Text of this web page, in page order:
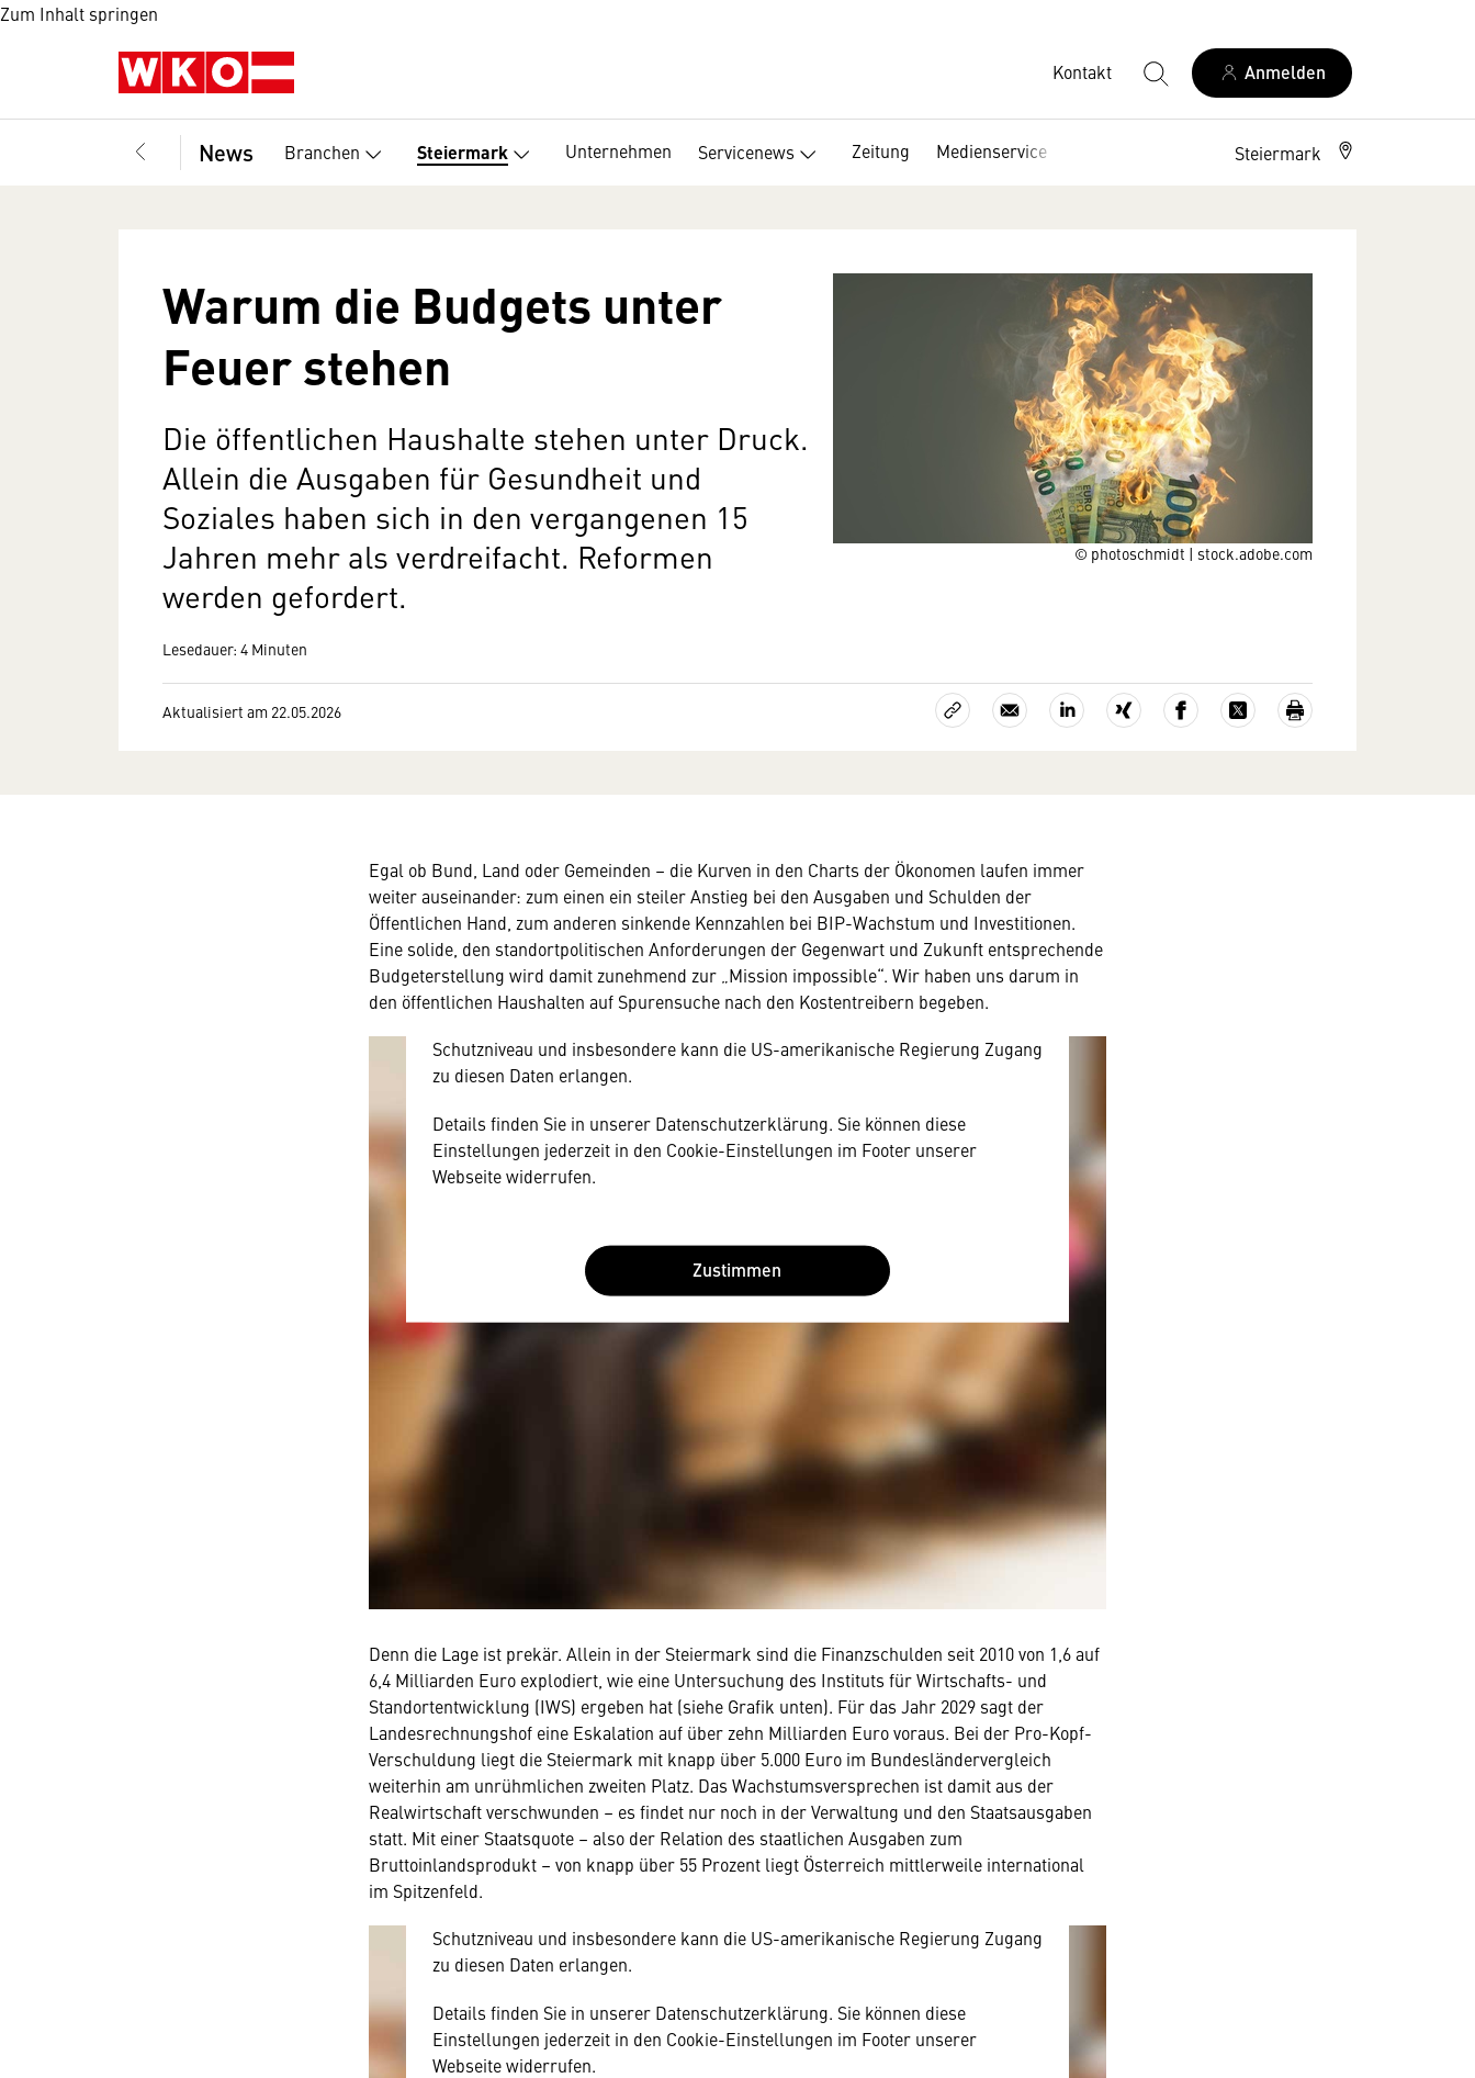
Zum Inhalt springen
Kontakt Anmelden
News Branchen Steiermark Unternehmen Servicenews Zeitung Medienservice Steiermark
© photoschmidt | stock.adobe.com
Warum die Budgets unter
Feuer stehen
Die öffentlichen Haushalte stehen unter Druck.
Allein die Ausgaben für Gesundheit und
Soziales haben sich in den vergangenen 15
Jahren mehr als verdreifacht. Reformen
werden gefordert.
Lesedauer: 4 Minuten
Aktualisiert am 22.05.2026
Egal ob Bund, Land oder Gemeinden – die Kurven in den Charts der Ökonomen laufen immer
weiter auseinander: zum einen ein steiler Anstieg bei den Ausgaben und Schulden der
Öffentlichen Hand, zum anderen sinkende Kennzahlen bei BIP-Wachstum und Investitionen.
Eine solide, den standortpolitischen Anforderungen der Gegenwart und Zukunft entsprechende
Budgeterstellung wird damit zunehmend zur „Mission impossible“. Wir haben uns darum in
den öffentlichen Haushalten auf Spurensuche nach den Kostentreibern begeben.
Wir benötigen Ihre Zustimmung
Hier würden wir Ihnen gerne einen externen Inhalt anzeigen. Dafür benötigen
wir allerdings Ihre Zustimmung, da Ihr Browser personenbezogene
technische Daten zu Geräten und Nutzerverhalten mitunter mit US-
amerikanischen Anbietern austauscht.
Schutzniveau und insbesondere kann die US-amerikanische Regierung Zugang
zu diesen Daten erlangen.
Details finden Sie in unserer Datenschutzerklärung. Sie können diese
Einstellungen jederzeit in den Cookie-Einstellungen im Footer unserer
Webseite widerrufen.
Zustimmen
Denn die Lage ist prekär. Allein in der Steiermark sind die Finanzschulden seit 2010 von 1,6 auf
6,4 Milliarden Euro explodiert, wie eine Untersuchung des Instituts für Wirtschafts- und
Standortentwicklung (IWS) ergeben hat (siehe Grafik unten). Für das Jahr 2029 sagt der
Landesrechnungshof eine Eskalation auf über zehn Milliarden Euro voraus. Bei der Pro-Kopf-
Verschuldung liegt die Steiermark mit knapp über 5.000 Euro im Bundesländervergleich
weiterhin am unrühmlichen zweiten Platz. Das Wachstumsversprechen ist damit aus der
Realwirtschaft verschwunden – es findet nur noch in der Verwaltung und den Staatsausgaben
statt. Mit einer Staatsquote – also der Relation des staatlichen Ausgaben zum
Bruttoinlandsprodukt – von knapp über 55 Prozent liegt Österreich mittlerweile international
im Spitzenfeld.
Wir benötigen Ihre Zustimmung
Hier würden wir Ihnen gerne einen externen Inhalt anzeigen. Dafür benötigen
wir allerdings Ihre Zustimmung, da Ihr Browser personenbezogene
technische Daten zu Geräten und Nutzerverhalten mitunter mit US-
amerikanischen Anbietern austauscht.
Schutzniveau und insbesondere kann die US-amerikanische Regierung Zugang
zu diesen Daten erlangen.
Details finden Sie in unserer Datenschutzerklärung. Sie können diese
Einstellungen jederzeit in den Cookie-Einstellungen im Footer unserer
Webseite widerrufen.